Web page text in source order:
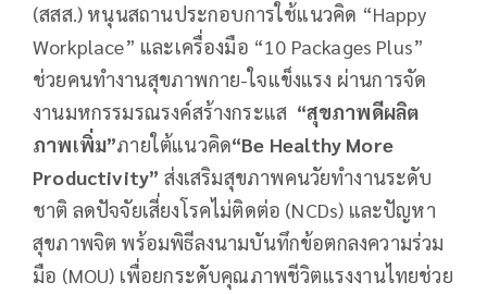
(สสส.) หนุนสถานประกอบการใช้แนวคิด “Happy
Workplace” และเครื่องมือ “10 Packages Plus”
ช่วยคนทำงานสุขภาพกาย-ใจแข็งแรง ผ่านการจัด
งานมหกรรมรณรงค์สร้างกระแส “สุขภาพดีผลิต
ภาพเพิ่ม”ภายใต้แนวคิด“Be Healthy More
Productivity” ส่งเสริมสุขภาพคนวัยทำงานระดับ
ชาติ ลดปัจจัยเสี่ยงโรคไม่ติดต่อ (NCDs) และปัญหา
สุขภาพจิต พร้อมพิธีลงนามบันทึกข้อตกลงความร่วม
มือ (MOU) เพื่อยกระดับคุณภาพชีวิตแรงงานไทยช่วย